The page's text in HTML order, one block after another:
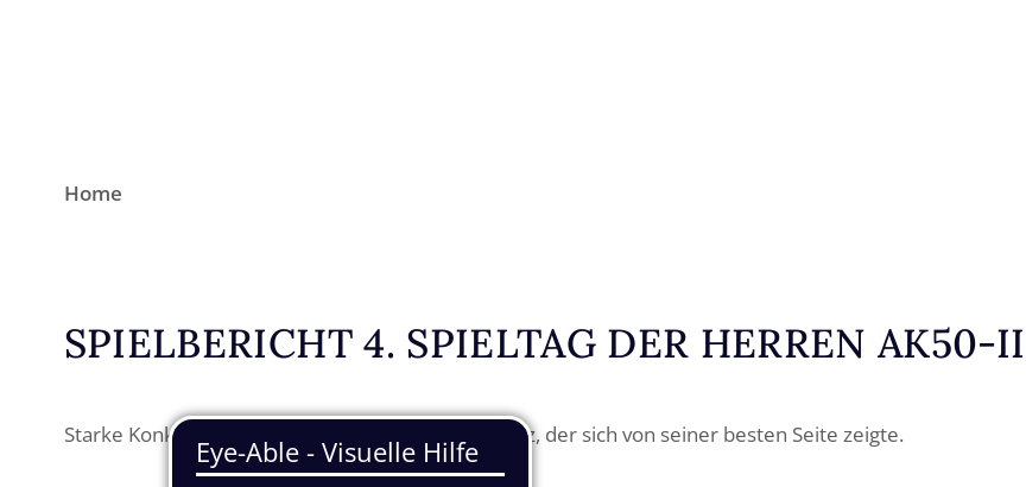
Home
SPIELBERICHT 4. SPIELTAG DER HERREN AK50-II
Starke Konkurrenz, sportlicher Spirit – und ein Platz, der sich von seiner besten Seite zeigte.